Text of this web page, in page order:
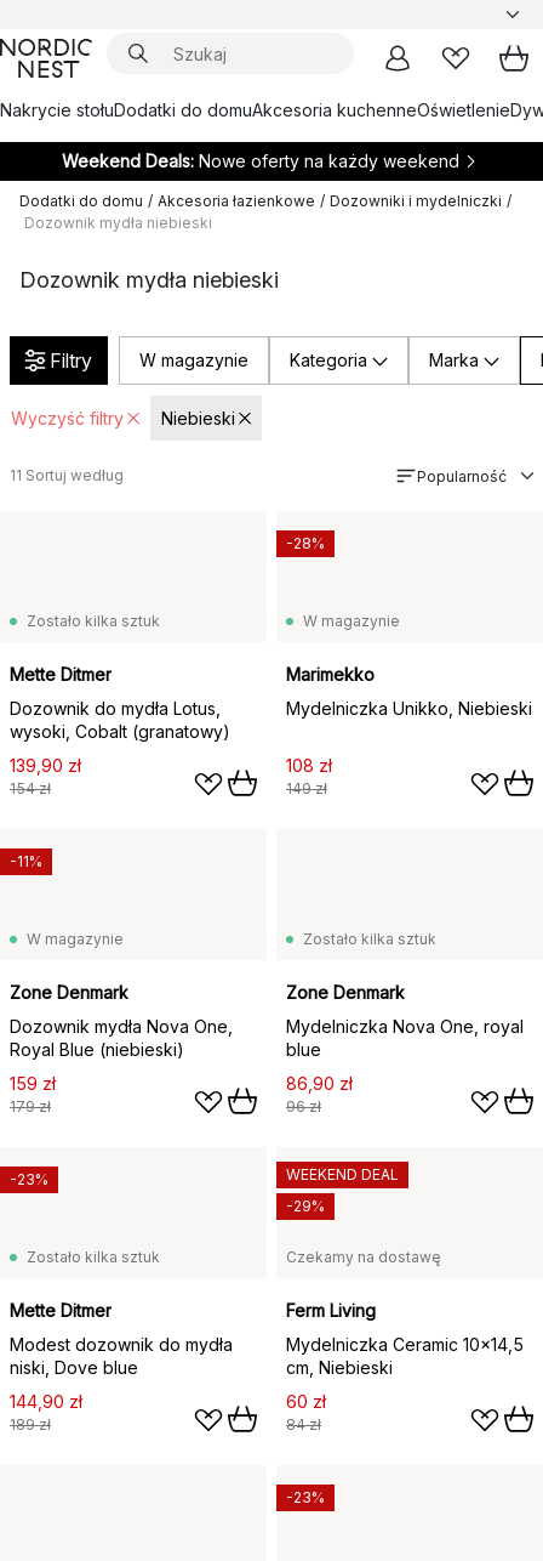
Nakrycie stołuDodatki do domuAkcesoria kuchenneOświetlenie
Weekend Deals: Nowe oferty na każdy weekend
Dodatki do domu / Akcesoria łazienkowe / Dozowniki i mydelniczki /
Dozownik mydła niebieski
Dozownik mydła niebieski
Filtry W magazynie Kategoria Marka
Wyczyść filtry Niebieski
11 Sortuj według Popularność
Zostało kilka sztuk
Mette Ditmer
Dozownik do mydła Lotus,
wysoki, Cobalt (granatowy)
139,90 zł
154 zł
W magazynie
Marimekko
Mydelniczka Unikko, Niebieski
108 zł
149 zł
-28%
W magazynie
Zone Denmark
Dozownik mydła Nova One,
Royal Blue (niebieski)
159 zł
179 zł
-11%
Zostało kilka sztuk
Zone Denmark
Mydelniczka Nova One, royal
blue
86,90 zł
96 zł
Zostało kilka sztuk
Mette Ditmer
Modest dozownik do mydła
niski, Dove blue
144,90 zł
189 zł
-23%
Czekamy na dostawę
Ferm Living
Mydelniczka Ceramic 10x14,5
cm, Niebieski
60 zł
84 zł
WEEKEND DEAL
-29%
-23%